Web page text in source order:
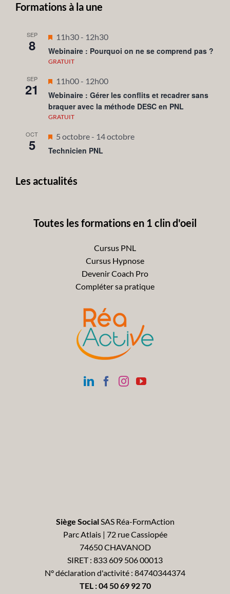
Formations à la une
SEP
8
Mis
en
avant
11h30- 12h30
Webinaire : Pourquoi on ne se comprend pas ?
GRATUIT
SEP
21
Mis
en
avant
11h00- 12h00
Webinaire : Gérer les conflits et recadrer sans
braquer avec la méthode DESC en PNL
GRATUIT
OCT
5
Mis
en
5 octobre- 14 octobre
Technicien PNL
Les actualités
Toutes les formations en 1 clin d'oeil
Cursus PNL
Cursus Hypnose
Devenir Coach Pro
Compléter sa pratique
Siège SocialSAS Réa-FormAction
Parc Atlais | 72 rue Cassiopée
74650 CHAVANOD
SIRET : 833 609 506 00013
N° déclaration d'activité : 84740344374
TEL :04 50 69 92 70